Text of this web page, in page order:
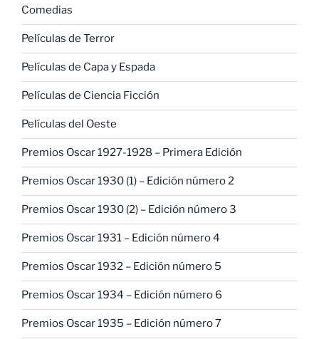
Comedias
Películas de Terror
Películas de Capa y Espada
Películas de Ciencia Ficción
Películas del Oeste
Premios Oscar 1927-1928 – Primera Edición
Premios Oscar 1930 (1) – Edición número 2
Premios Oscar 1930 (2) – Edición número 3
Premios Oscar 1931 – Edición número 4
Premios Oscar 1932 – Edición número 5
Premios Oscar 1934 – Edición número 6
Premios Oscar 1935 – Edición número 7